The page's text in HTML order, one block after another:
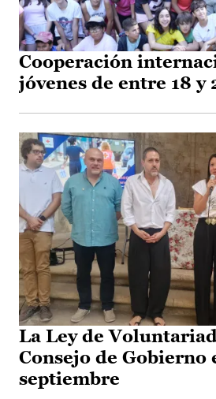
Cooperación
jóvenes de entre 18 y
La Ley de
Consejo de Gobierno
septiembre